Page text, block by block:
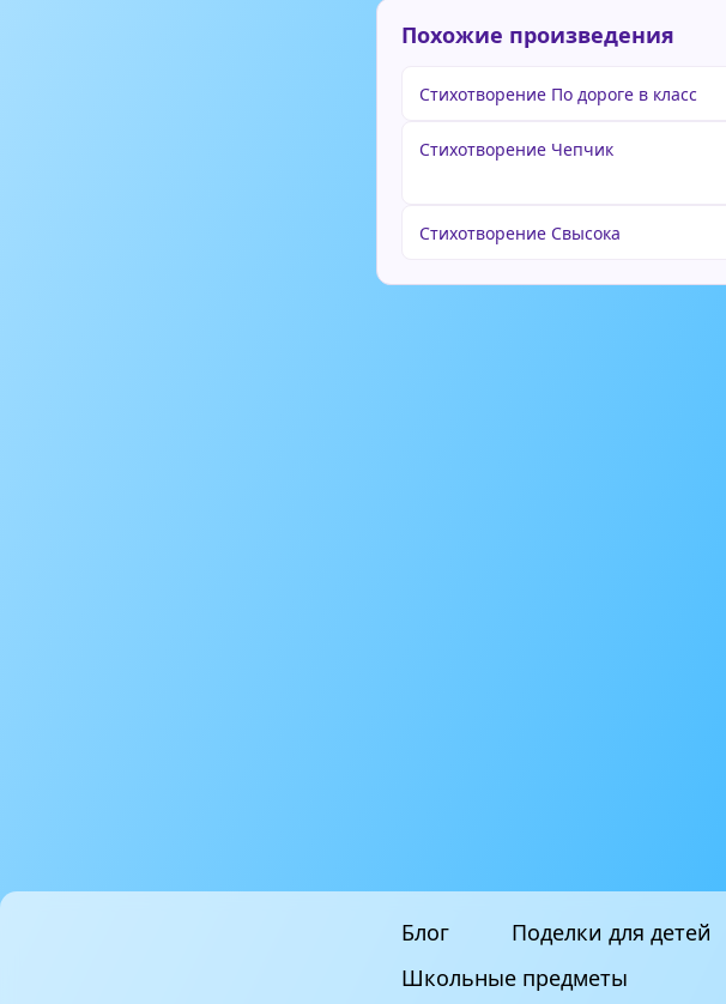
Похожие произведения
Стихотворение По дороге в класс
Стихотворение Чепчик
Стихотворение Свысока
Блог Поделки для детей
Школьные предметы